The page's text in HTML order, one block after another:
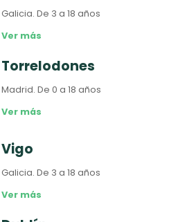
Galicia.De 3 a 18 años
Ver más
Torrelodones
Madrid.De 0 a 18 años
Ver más
Vigo
Galicia.De 3 a 18 años
Ver más